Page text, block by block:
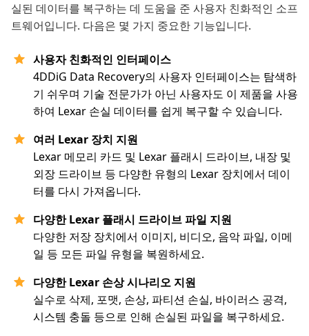
실된 데이터를 복구하는 데 도움을 준 사용자 친화적인 소프
트웨어입니다. 다음은 몇 가지 중요한 기능입니다.
사용자 친화적인 인터페이스
4DDiG Data Recovery의 사용자 인터페이스는 탐색하
기 쉬우며 기술 전문가가 아닌 사용자도 이 제품을 사용
하여 Lexar 손실 데이터를 쉽게 복구할 수 있습니다.
여러 Lexar 장치 지원
Lexar 메모리 카드 및 Lexar 플래시 드라이브, 내장 및
외장 드라이브 등 다양한 유형의 Lexar 장치에서 데이
터를 다시 가져옵니다.
다양한 Lexar 플래시 드라이브 파일 지원
다양한 저장 장치에서 이미지, 비디오, 음악 파일, 이메
일 등 모든 파일 유형을 복원하세요.
다양한 Lexar 손상 시나리오 지원
실수로 삭제, 포맷, 손상, 파티션 손실, 바이러스 공격,
시스템 충돌 등으로 인해 손실된 파일을 복구하세요.